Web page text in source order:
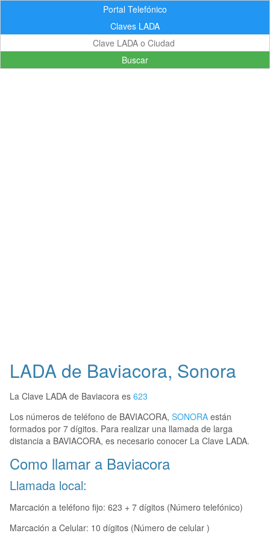
Portal Telefónico
Claves LADA
Buscar
LADA de Baviacora, Sonora
La Clave LADA de Baviacora es 623
Los números de teléfono de BAVIACORA, SONORA están
formados por 7 dígitos. Para realizar una llamada de larga
distancia a BAVIACORA, es necesario conocer La Clave LADA.
Como llamar a Baviacora
Llamada local:
Marcación a teléfono fijo: 623 + 7 dígitos (Número telefónico)
Marcación a Celular: 10 dígitos (Número de celular )